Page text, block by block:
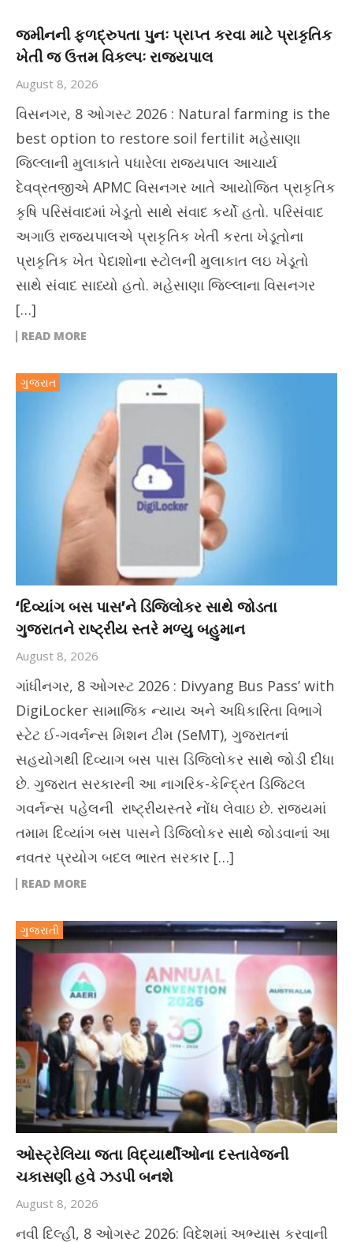
જમીનની ફળદ્રુપતા પુનઃ પ્રાપ્ત કરવા માટે પ્રાકૃતિક
ખેતી જ ઉત્તમ વિકલ્પઃ રાજ્યપાલ
August 8, 2026
વિસનગર, 8 ઓગસ્ટ 2026 : Natural farming is the
best option to restore soil fertilit મહેસાણા
જિલ્લાની મુલાકાતે પધારેલા રાજયપાલ આચાર્ય
દેવવ્રતજીએ APMC વિસનગર ખાતે આયોજિત પ્રાકૃતિક
કૃષિ પરિસંવાદમાં ખેડૂતો સાથે સંવાદ કર્યો હતો. પરિસંવાદ
અગાઉ રાજ્યપાલએ પ્રાકૃતિક ખેતી કરતા ખેડૂતોના
પ્રાકૃતિક ખેત પેદાશોના સ્ટોલની મુલાકાત લઇ ખેડૂતો
સાથે સંવાદ સાધ્યો હતો. મહેસાણા જિલ્લાના વિસનગર
[…]
READ MORE
ગુજરાત
‘દિવ્યાંગ બસ પાસ’ને ડિજિલોકર સાથે જોડતા
ગુજરાતને રાષ્ટ્રીય સ્તરે મળ્યુ બહુમાન
August 8, 2026
ગાંધીનગર, 8 ઓગસ્ટ 2026 : Divyang Bus Pass’ with
DigiLocker સામાજિક ન્યાય અને અધિકારિતા વિભાગે
સ્ટેટ ઈ-ગવર્નન્સ મિશન ટીમ (SeMT), ગુજરાતનાં
સહયોગથી દિવ્યાગ બસ પાસ ડિજિલોકર સાથે જોડી દીધા
છે. ગુજરાત સરકારની આ નાગરિક-કેન્દ્રિત ડિજિટલ
ગવર્નન્સ પહેલની રાષ્ટ્રીયસ્તરે નોંધ લેવાઇ છે. રાજ્યમાં
તમામ દિવ્યાંગ બસ પાસને ડિજિલોકર સાથે જોડવાનાં આ
નવતર પ્રયોગ બદલ ભારત સરકાર […]
READ MORE
ગુજરાતી
ઓસ્ટ્રેલિયા જતા વિદ્યાર્થીઓના દસ્તાવેજની
ચકાસણી હવે ઝડપી બનશે
August 8, 2026
નવી દિલ્હી, 8 ઓગસ્ટ 2026: વિદેશમાં અભ્યાસ કરવાની